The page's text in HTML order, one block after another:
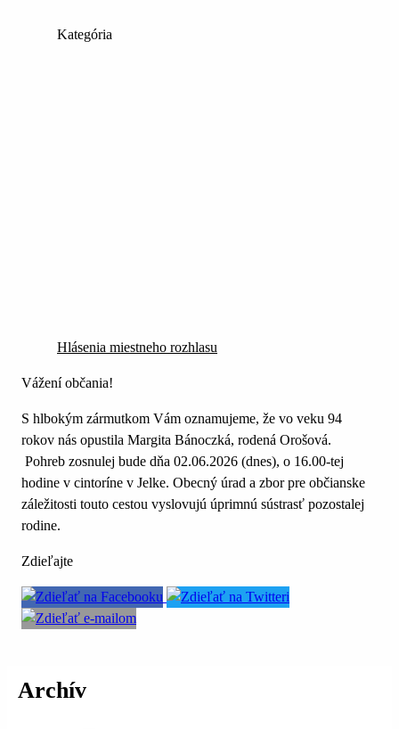
Kategória
Hlásenia miestneho rozhlasu
Vážení občania!
S hlbokým zármutkom Vám oznamujeme, že vo veku 94
rokov nás opustila Margita Bánoczká, rodená Orošová.
Pohreb zosnulej bude dňa 02.06.2026 (dnes), o 16.00-tej
hodine v cintoríne v Jelke. Obecný úrad a zbor pre občianske
záležitosti touto cestou vyslovujú úprimnú sústrasť pozostalej
rodine.
Zdieľajte
Archív